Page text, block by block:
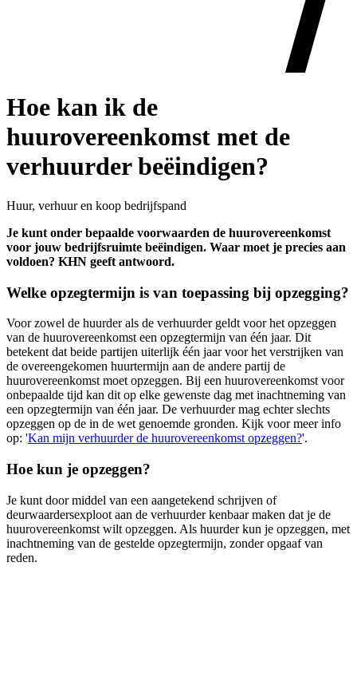
Hoe kan ik de
huurovereenkomst met de
verhuurder beëindigen?
Huur, verhuur en koop bedrijfspand
Je kunt onder bepaalde voorwaarden de huurovereenkomst
voor jouw bedrijfsruimte beëindigen. Waar moet je precies aan
voldoen? KHN geeft antwoord.
Welke opzegtermijn is van toepassing bij opzegging?
Voor zowel de huurder als de verhuurder geldt voor het opzeggen
van de huurovereenkomst een opzegtermijn van één jaar. Dit
betekent dat beide partijen uiterlijk één jaar voor het verstrijken van
de overeengekomen huurtermijn aan de andere partij de
huurovereenkomst moet opzeggen. Bij een huurovereenkomst voor
onbepaalde tijd kan dit op elke gewenste dag met inachtneming van
een opzegtermijn van één jaar. De verhuurder mag echter slechts
opzeggen op de in de wet genoemde gronden. Kijk voor meer info
op: 'Kan mijn verhuurder de huurovereenkomst opzeggen?'.
Hoe kun je opzeggen?
Je kunt door middel van een aangetekend schrijven of
deurwaardersexploot aan de verhuurder kenbaar maken dat je de
huurovereenkomst wilt opzeggen. Als huurder kun je opzeggen, met
inachtneming van de gestelde opzegtermijn, zonder opgaaf van
reden.